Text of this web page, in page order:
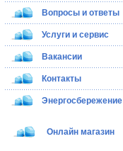
Вопросы и ответы
Услуги и сервис
Вакансии
Контакты
Энергосбережение
Онлайн магазин